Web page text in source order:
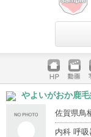
ホームペ
ージ
動画
やよいがおか鹿
佐賀県鳥
内科 呼